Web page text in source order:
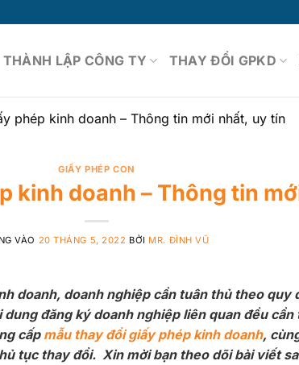
THÀNH LẬP CÔNG TY THAY ĐỔI GPKD
phép kinh doanh – Thông tin mới nhất, uy tín
GIẤY PHÉP CON
kinh doanh – Thông tin
VÀO 20 THÁNG 5, 2022 BỞI MR. ĐÌNH VŨ
doanh, doanh nghiệp cần tuân thủ theo quy
đăng ký doanh nghiệp liên quan đều
cấp mẫu thay đổi giấy phép kinh doanh,
tục thay đổi. Xin mời bạn theo dõi bài viết